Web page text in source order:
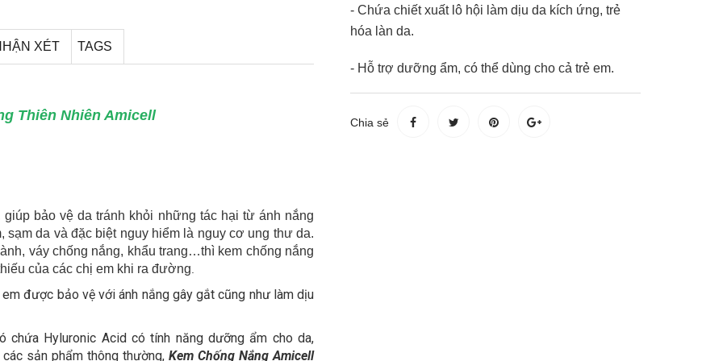
XÉT TAGS
Thiên Nhiên Amicell
bảo vệ da tránh khỏi những tác hại từ ánh nắng
sạm da và đặc biệt nguy hiểm là nguy cơ ung thư da.
váy chống nắng, khẩu trang…thì kem chống nắng
của các chị em khi ra đường
được bảo vệ với ánh nắng gây gắt cũng như làm dịu
chứa Hyluronic Acid có tính năng dưỡng ẩm cho da,
các sản phẩm thông thường,Kem Chống Nắng Amicell
- Chứa chiết xuất lô hội làm dịu da kích ứng, trẻ
hóa làn da.
- Hỗ trợ dưỡng ẩm, có thể dùng cho cả trẻ em.
Chia sẻ